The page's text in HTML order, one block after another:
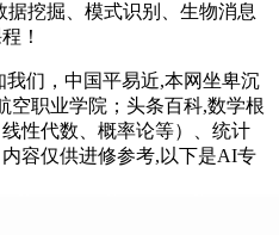
挖掘、模式识别、生物消息
！
们，中国平易近,本网坐卑沉
空职业学院；头条百科,数学根
性代数、概率论等）、统计
容仅供进修参考,以下是AI专